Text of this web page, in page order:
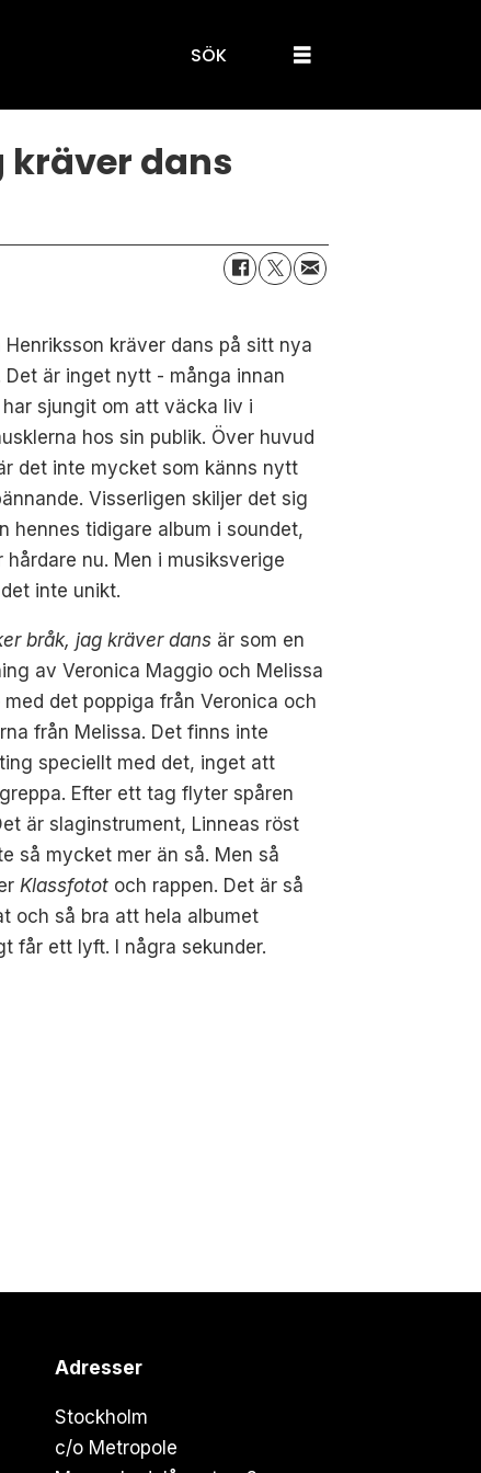
SÖK
kräver dans
Henriksson kräver dans på sitt nya
Det är inget nytt - många innan
har sjungit om att väcka liv i
hos sin publik. Över huvud
det inte mycket som känns nytt
Visserligen skiljer det sig
hennes tidigare album i soundet,
hårdare nu. Men i musiksverige
inte unikt.
bråk, jag kräver dans är som en
av Veronica Maggio och Melissa
med det poppiga från Veronica och
från Melissa. Det finns inte
speciellt med det, inget att
Efter ett tag flyter spåren
är slaginstrument, Linneas röst
så mycket mer än så. Men så
Klassfotot och rappen. Det är så
och så bra att hela albumet
får ett lyft. I några sekunder.
Adresser
Stockholm
c/o Metropole